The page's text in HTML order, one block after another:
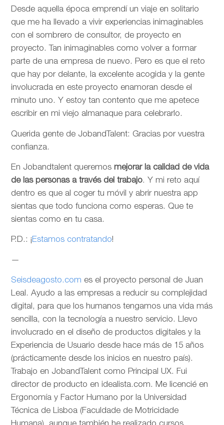
Desde aquella época emprendí un viaje en solitario
que me ha llevado a vivir experiencias inimaginables
con el sombrero de consultor, de proyecto en
proyecto. Tan inimaginables como volver a formar
parte de una empresa de nuevo. Pero es que el reto
que hay por delante, la excelente acogida y la gente
involucrada en este proyecto enamoran desde el
minuto uno. Y estoy tan contento que me apetece
escribir en mi viejo almanaque para celebrarlo.
Querida gente de JobandTalent: Gracias por vuestra
confianza.
En Jobandtalent queremos mejorar la calidad de vida
de las personas a través del trabajo. Y mi reto aquí
dentro es que al coger tu móvil y abrir nuestra app
sientas que todo funciona como esperas. Que te
sientas como en tu casa.
P.D.: ¡Estamos contratando!
—
Seisdeagosto.com es el proyecto personal de Juan
Leal. Ayudo a las empresas a reducir su complejidad
digital, para que los humanos tengamos una vida más
sencilla, con la tecnología a nuestro servicio. Llevo
involucrado en el diseño de productos digitales y la
Experiencia de Usuario desde hace más de 15 años
(prácticamente desde los inicios en nuestro país).
Trabajo en JobandTalent como Principal UX. Fui
director de producto en idealista.com. Me licencié en
Ergonomía y Factor Humano por la Universidad
Técnica de Lisboa (Faculdade de Motricidade